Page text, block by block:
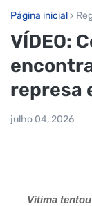
Página inicial
VÍDEO:
represa
julho 04, 2026
Vítima